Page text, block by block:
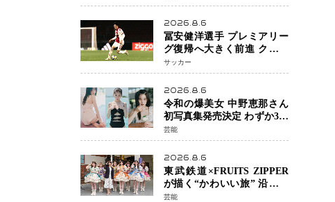
本発のドーム型施設時代へ
2026.8.6
冨安健洋選手 プレミアリー
グ復帰へ大きく前進 クリス
タルパレス加入目前 メディ
カルチェックも通過
サッカー
2026.8.6
令和の爆美女 中野恵那さん
初写真集発売決定 わずか3日
で2560万インプレッション
を記録した話題の美貌を凝
縮
芸能
2026.8.6
東武鉄道×FRUITS ZIPPER
が描く“かわいい旅” 沿線を
舞台にした「TOBU KAWAII
芸能